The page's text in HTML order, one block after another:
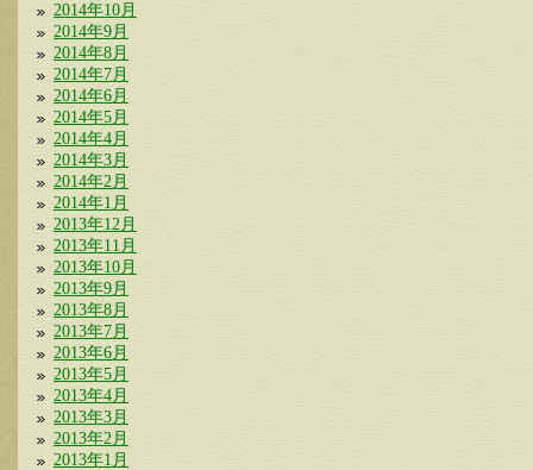
2014年10月
2014年9月
2014年8月
2014年7月
2014年6月
2014年5月
2014年4月
2014年3月
2014年2月
2014年1月
2013年12月
2013年11月
2013年10月
2013年9月
2013年8月
2013年7月
2013年6月
2013年5月
2013年4月
2013年3月
2013年2月
2013年1月